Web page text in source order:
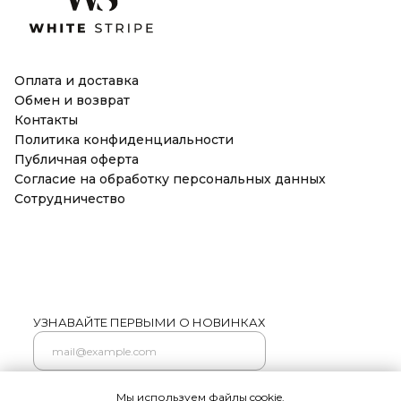
Мы используем файлы cookie.
Оплата и доставка
Обмен и возврат
Контакты
Политика конфиденциальности
Публичная оферта
Согласие на обработку персональных данных
Сотрудничество
УЗНАВАЙТЕ ПЕРВЫМИ О НОВИНКАХ